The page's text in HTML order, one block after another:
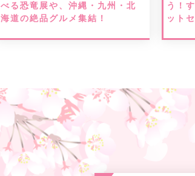
べる恐竜展や、沖縄・九州・北
海道の絶品グルメ集結！
う！
ット